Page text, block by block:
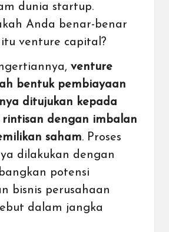
dunia startup.
Anda benar-benar
venture capital?
venture
bentuk pembiayaan
ditujukan kepada
rintisan dengan imbalan
saham. Proses
dilakukan dengan
potensi
bisnis perusahaan
dalam jangka